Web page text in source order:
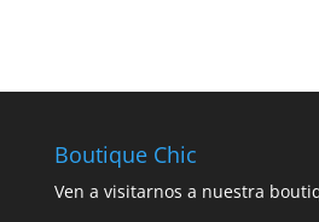
Boutique Chic
Ven a visitarnos a nuestra